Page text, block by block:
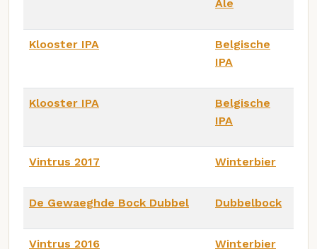
Ale
Klooster IPA
Belgische
IPA
Klooster IPA
Belgische
IPA
Vintrus 2017 Winterbier
De Gewaeghde Bock Dubbel Dubbelbock
Vintrus 2016 Winterbier